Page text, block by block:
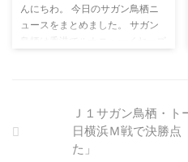
んにちわ。 今日のサガン鳥栖ニ
ュースをまとめました。 サガン
鳥栖は香港でルナニューイヤーズ
35 藤田 優人 DF 29 谷口 博之 DF
2 三丸 拡 MF 16 島屋 八徳 MF 14
高橋 義希 MF 36 高橋 秀人 MF 6
福田 晃斗 MF 7 イサック クエン
Ｊ１サガン鳥栖・ト
日横浜Ｍ戦で決勝点
た」